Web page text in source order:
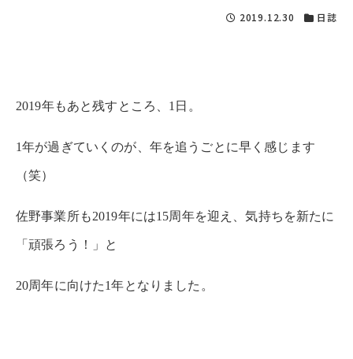
2019.12.30 日誌
2019年もあと残すところ、1日。
1年が過ぎていくのが、年を追うごとに早く感じます
（笑）
佐野事業所も2019年には15周年を迎え、気持ちを新たに
「頑張ろう！」と
20周年に向けた1年となりました。